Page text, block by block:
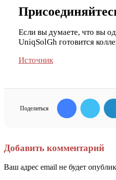
Если вы думаете, что вы
UniqSolGh готовится
Источник
Поделиться
Facebook
Добавить комментарий
Ваш адрес email не будет